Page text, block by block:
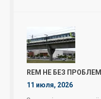
REM НЕ БЕЗ
11 июля, 2026